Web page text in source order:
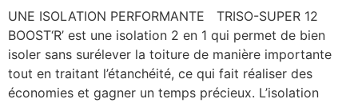
UNE ISOLATION PERFORMANTE TRISO-SUPER 12
BOOST‘R’ est une isolation 2 en 1 qui permet de bien
isoler sans surélever la toiture de manière importante
tout en traitant l’étanchéité, ce qui fait réaliser des
économies et gagner un temps précieux. L’isolation